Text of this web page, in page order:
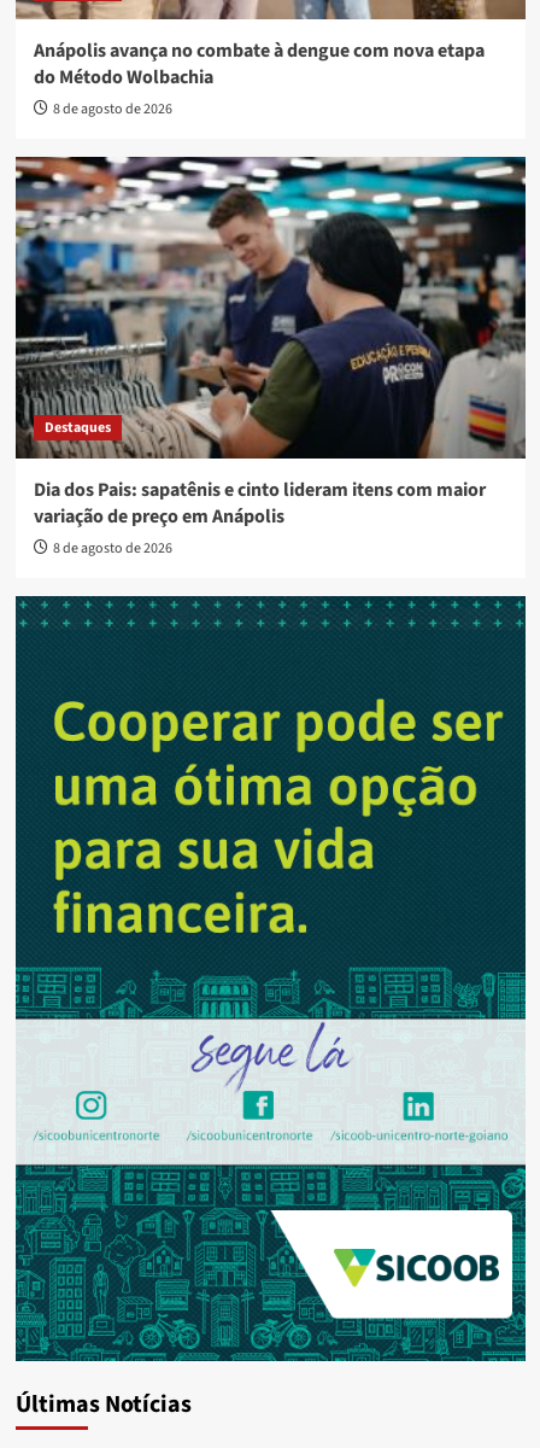
Anápolis avança no combate à dengue com nova etapa
do Método Wolbachia
8 de agosto de 2026
Destaques
Dia dos Pais: sapatênis e cinto lideram itens com maior
variação de preço em Anápolis
8 de agosto de 2026
Últimas Notícias